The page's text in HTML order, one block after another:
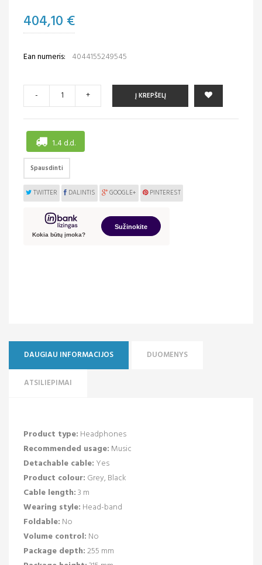
404,10 €
Ean numeris: 4044155249545
- + Į KREPŠELĮ
1..4 d.d.
Spausdinti
TWITTER DALINTIS GOOGLE+ PINTEREST
DAUGIAU INFORMACIJOS DUOMENYS
ATSILIEPIMAI
Product type: Headphones
Recommended usage: Music
Detachable cable: Yes
Product colour: Grey, Black
Cable length:3 m
Wearing style: Head-band
Foldable: No
Volume control: No
Package depth:255 mm